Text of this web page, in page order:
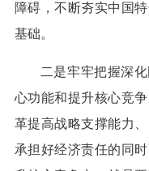
障碍，不断夯实中国
基础。
二是牢牢把握深
心功能和提升核心竞
革提高战略支撑能力
承担好经济责任的同